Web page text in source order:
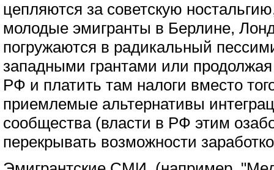
цепляются за советскую
молодые эмигранты в Берлине,
погружаются в радикальный
западными грантами или
РФ и платить там налоги вместо
приемлемые альтернативы
сообщества (власти в РФ этим
перекрывать возможности